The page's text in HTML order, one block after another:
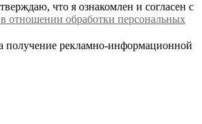
что я ознакомлен и согласен с
отношении обработки персональных
получение рекламно-информационной